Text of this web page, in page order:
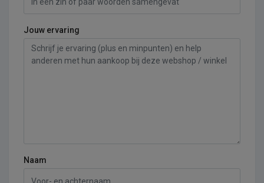
Jouw ervaring
Naam